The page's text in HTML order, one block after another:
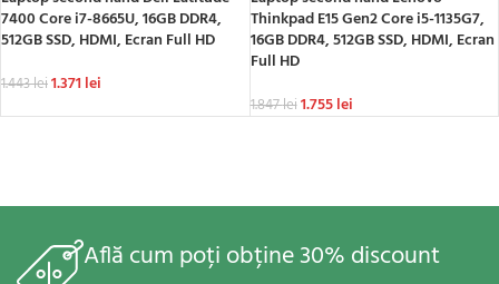
7400 Core i7-8665U, 16GB DDR4,
512GB SSD, HDMI, Ecran Full HD
1.443lei1.371 lei
Thinkpad E15 Gen2 Core i5-1135G7,
16GB DDR4, 512GB SSD, HDMI, Ecran
Full HD
1.847lei1.755lei
Află cum poți obține 30% discount